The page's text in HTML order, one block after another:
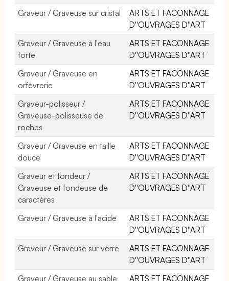
Graveur / Graveuse sur cristal
ARTS ET FACONNAGE
D''OUVRAGES D''ART
Graveur / Graveuse à l'eau
forte
ARTS ET FACONNAGE
D''OUVRAGES D''ART
Graveur / Graveuse en
orfèvrerie
ARTS ET FACONNAGE
D''OUVRAGES D''ART
Graveur-polisseur /
Graveuse-polisseuse de
roches
ARTS ET FACONNAGE
D''OUVRAGES D''ART
Graveur / Graveuse en taille
douce
ARTS ET FACONNAGE
D''OUVRAGES D''ART
Graveur et fondeur /
Graveuse et fondeuse de
caractères
ARTS ET FACONNAGE
D''OUVRAGES D''ART
Graveur / Graveuse à l'acide
ARTS ET FACONNAGE
D''OUVRAGES D''ART
Graveur / Graveuse sur verre
ARTS ET FACONNAGE
D''OUVRAGES D''ART
Graveur / Graveuse au sable
ARTS ET FACONNAGE